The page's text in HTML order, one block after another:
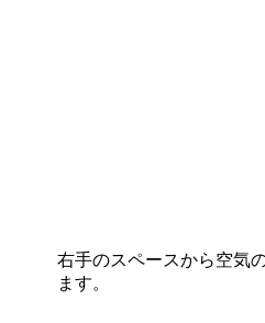
右手のスペースから空気
ます。